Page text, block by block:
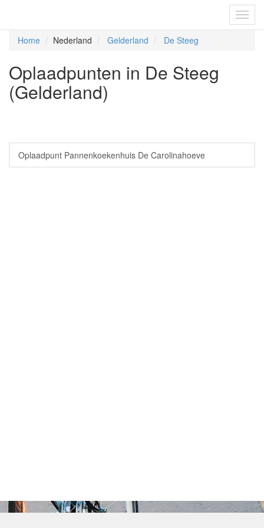
Home Nederland Gelderland De Steeg
Oplaadpunten in De Steeg
(Gelderland)
Oplaadpunt Pannenkoekenhuis De Carolinahoeve